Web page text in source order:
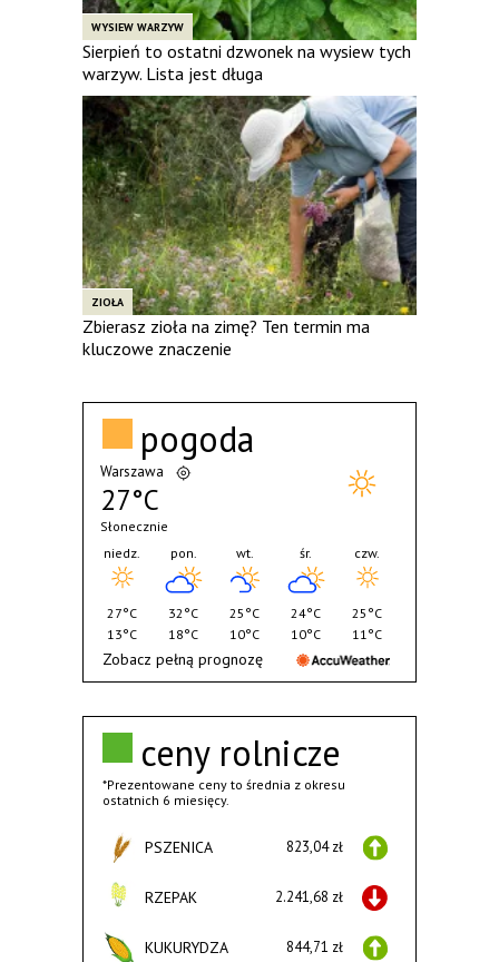
WYSIEW WARZYW
Sierpień to ostatni dzwonek na wysiew tych
warzyw. Lista jest długa
ZIOŁA
Zbierasz zioła na zimę? Ten termin ma
kluczowe znaczenie
ceny rolnicze
*Prezentowane ceny to średnia z okresu
ostatnich 6 miesięcy.
PSZENICA 823,04 zł
RZEPAK 2.241,68 zł
KUKURYDZA 844,71 zł
pogoda
Warszawa
27°C
Słonecznie
niedz.
27°C
13°C
pon.
32°C
18°C
wt.
25°C
10°C
śr.
24°C
10°C
czw.
25°C
11°C
Zobacz pełną prognozę